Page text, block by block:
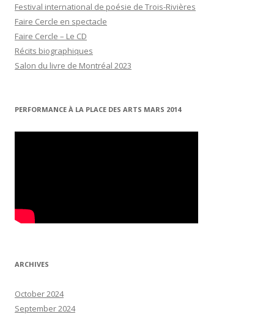
Festival international de poésie de Trois-Rivières
Faire Cercle en spectacle
Faire Cercle – Le CD
Récits biographiques
Salon du livre de Montréal 2023
PERFORMANCE À LA PLACE DES ARTS MARS 2014
ARCHIVES
October 2024
September 2024